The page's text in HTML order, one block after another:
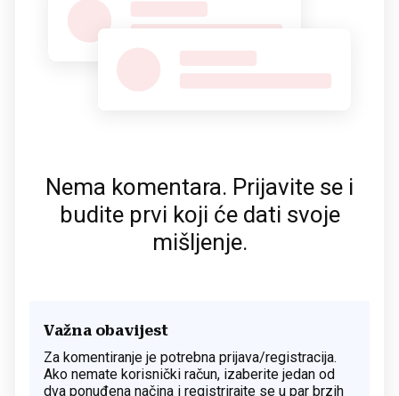
Nema komentara. Prijavite se i
budite prvi koji će dati svoje
mišljenje.
Važna obavijest
Za komentiranje je potrebna prijava/registracija.
Ako nemate korisnički račun, izaberite jedan od
dva ponuđena načina i registrirajte se u par brzih